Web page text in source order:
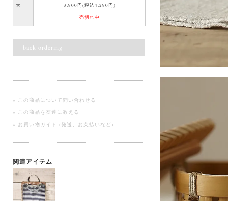
大
3,900円(税込4,290円)
売切れ中
back ordering
» この商品について問い合わせる
» この商品を友達に教える
» お買い物ガイド (発送、お支払いなど)
関連アイテム